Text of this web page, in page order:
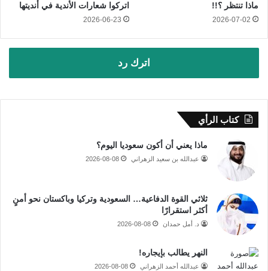
ماذا تنتظر ؟!!
2026-07-02
اتركوا شعارات الأندية في أنديتها
2026-06-23
اترك رد
كتاب الرأي
ماذا يعني أن أكون سعوديا اليوم؟
عبدالله بن سعيد الزهراني 2026-08-08
ثلاثي القوة الدفاعية… السعودية وتركيا وباكستان نحو أمنٍ
أكثر استقرارًا
د. أمل حمدان 2026-08-08
النهر يطالب بإيجاره!
عبدالله أحمد الزهراني 2026-08-08